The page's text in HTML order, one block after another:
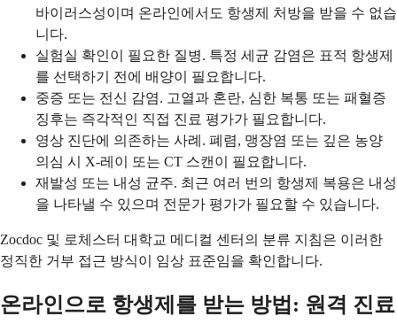
바이러스성이며 온라인에서도 항생제 처방을 받을 수 없습
니다.
실험실 확인이 필요한 질병. 특정 세균 감염은 표적 항생제
를 선택하기 전에 배양이 필요합니다.
중증 또는 전신 감염. 고열과 혼란, 심한 복통 또는 패혈증
징후는 즉각적인 직접 진료 평가가 필요합니다.
영상 진단에 의존하는 사례. 폐렴, 맹장염 또는 깊은 농양
의심 시 X-레이 또는 CT 스캔이 필요합니다.
재발성 또는 내성 균주. 최근 여러 번의 항생제 복용은 내성
을 나타낼 수 있으며 전문가 평가가 필요할 수 있습니다.
Zocdoc 및 로체스터 대학교 메디컬 센터의 분류 지침은 이러한
정직한 거부 접근 방식이 임상 표준임을 확인합니다.
온라인으로 항생제를 받는 방법: 원격 진료